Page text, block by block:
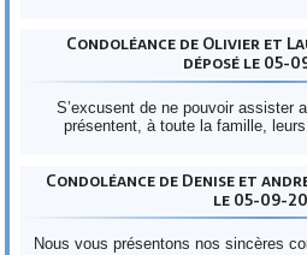
Condoléance de Olivier et
déposé le 05-
S’excusent de ne pouvoir assister
présentent, à toute la famille,
Condoléance de Denise et
le 05-09-
Nous vous présentons nos sincères